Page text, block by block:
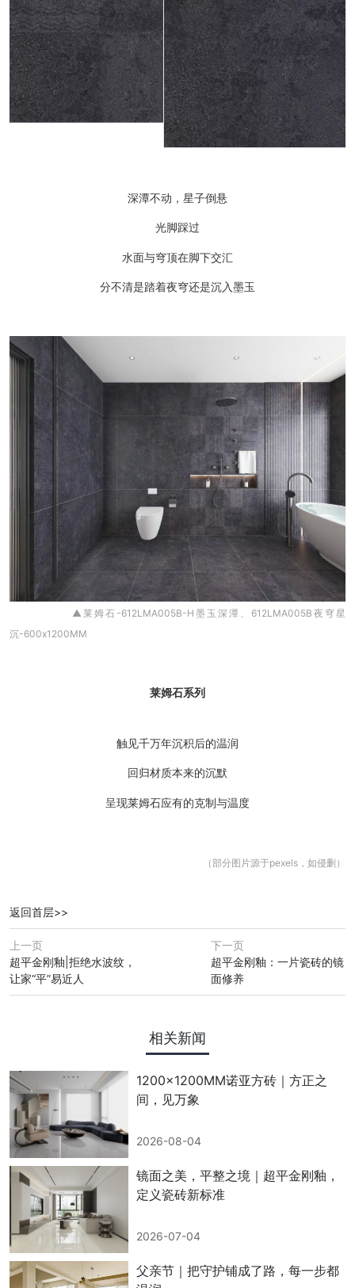
深潭不动，星子倒悬
光脚踩过
水面与穹顶在脚下交汇
分不清是踏着夜穹还是沉入墨玉
▲莱姆石-612LMA005B-H墨玉深潭、612LMA005B夜穹星
沉-600x1200MM
莱姆石系列
触见千万年沉积后的温润
回归材质本来的沉默
呈现莱姆石应有的克制与温度
（部分图片源于pexels，如侵删）
返回首层>>
上一页
超平金刚釉|拒绝水波纹，
让家“平”易近人
下一页
超平金刚釉：一片瓷砖的镜
面修养
相关新闻
1200x1200MM诺亚方砖｜方正之
间，见万象
2026-08-04
镜面之美，平整之境｜超平金刚釉，
定义瓷砖新标准
2026-07-04
父亲节｜把守护铺成了路，每一步都